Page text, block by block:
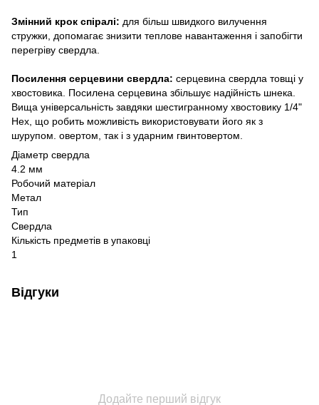
Змінний крок спіралі: для більш швидкого вилучення
стружки, допомагає знизити теплове навантаження і запобігти
перегріву свердла.
Посилення серцевини свердла: серцевина свердла товщі у
хвостовика. Посилена серцевина збільшує надійність шнека.
Вища універсальність завдяки шестигранному хвостовику 1/4"
Hex, що робить можливість використовувати його як з
шурупом. овертом, так і з ударним гвинтовертом.
Діаметр свердла
4.2 мм
Робочий матеріал
Метал
Тип
Свердла
Кількість предметів в упаковці
1
Відгуки
Додайте перший відгук